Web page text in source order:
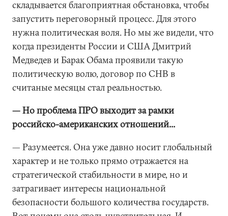
складывается благоприятная обстановка, чтобы
запустить переговорный процесс. Для этого
нужна политическая воля. Но мы же видели, что
когда президенты России и США Дмитрий
Медведев и Барак Обама проявили такую
политическую волю, договор по СНВ в
считаные месяцы стал реальностью.
— Но проблема ПРО выходит за рамки
российско-американских отношений...
— Разумеется. Она уже давно носит глобальный
характер и не только прямо отражается на
стратегической стабильности в мире, но и
затрагивает интересы национальной
безопасности большого количества государств.